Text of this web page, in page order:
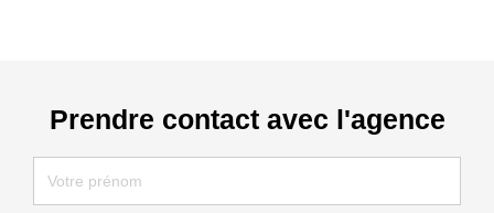
Prendre contact avec l'agence